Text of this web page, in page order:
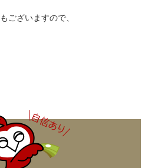
もございますので、